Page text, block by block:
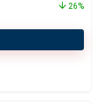
26%